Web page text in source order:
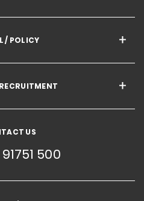
/ POLICY
US
500